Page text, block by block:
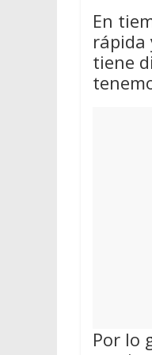
En
rápida
tiene
Por lo